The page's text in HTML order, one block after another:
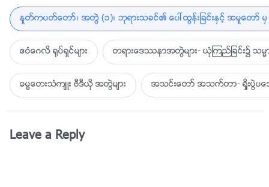
ႏႈတ္ကပတ္ေတာ္၊ အတြဲ (၁)၊ ဘုရားသခင္၏ ေပၚထြန္းျခင္းႏွင့္ အမႈေတာ္ မွ
ဧဝံေဂလိ ႐ုပ္ရွင္မ်ား တရားေဒႆနာအတြဲမ်ား- ယုံၾကည္ျခင္း၌ သမၼာတ
ဓမၼေတးသံက်ဴး ဗီဒီယို အတြဲမ်ား အသင္းေတာ္ အသက္တာ- ရႈိးပြဲ
Leave a Reply